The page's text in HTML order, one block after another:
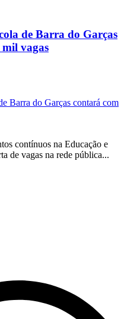
de Barra do Garças
mil vagas
contínuos na Educação e
de vagas na rede pública...